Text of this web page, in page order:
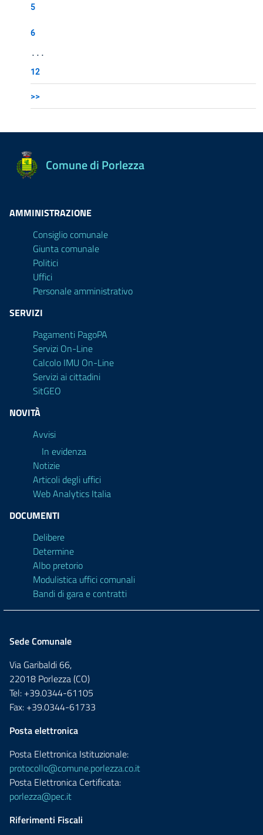
5
6
...
12
>>
Comune di Porlezza
AMMINISTRAZIONE
Consiglio comunale
Giunta comunale
Politici
Uffici
Personale amministrativo
SERVIZI
Pagamenti PagoPA
Servizi On-Line
Calcolo IMU On-Line
Servizi ai cittadini
SitGEO
NOVITÀ
Avvisi
In evidenza
Notizie
Articoli degli uffici
Web Analytics Italia
DOCUMENTI
Delibere
Determine
Albo pretorio
Modulistica uffici comunali
Bandi di gara e contratti
Sede Comunale
Via Garibaldi 66,
22018 Porlezza (CO)
Tel: +39.0344-61105
Fax: +39.0344-61733
Posta elettronica
Posta Elettronica Istituzionale:
protocollo@comune.porlezza.co.it
Posta Elettronica Certificata:
porlezza@pec.it
Riferimenti Fiscali